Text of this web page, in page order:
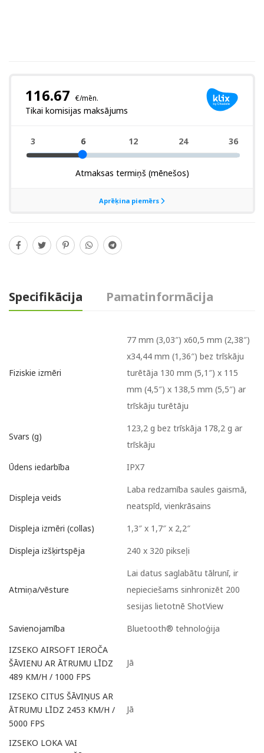
Specifikācija Pamatinformācija
Fiziskie izmēri
77 mm (3,03″) x60,5 mm (2,38″)
x34,44 mm (1,36″) bez trīskāju
turētāja 130 mm (5,1″) x 115
mm (4,5″) x 138,5 mm (5,5″) ar
trīskāju turētāju
Svars (g)
123,2 g bez trīskāja 178,2 g ar
trīskāju
Ūdens iedarbība IPX7
Displeja veids
Laba redzamība saules gaismā,
neatspīd, vienkrāsains
Displeja izmēri (collas) 1,3″ x 1,7″ x 2,2″
Displeja izšķirtspēja 240 x 320 pikseļi
Atmiņa/vēsture
Lai datus saglabātu tālrunī, ir
nepieciešams sinhronizēt 200
sesijas lietotnē ShotView
Savienojamība
Bluetooth® tehnoloģija
IZSEKO AIRSOFT IEROČA
ŠĀVIENU AR ĀTRUMU LĪDZ
489 KM/H / 1000 FPS
Jā
IZSEKO CITUS ŠĀVIŅUS AR
ĀTRUMU LĪDZ 2453 KM/H /
5000 FPS
Jā
IZSEKO LOKA VAI